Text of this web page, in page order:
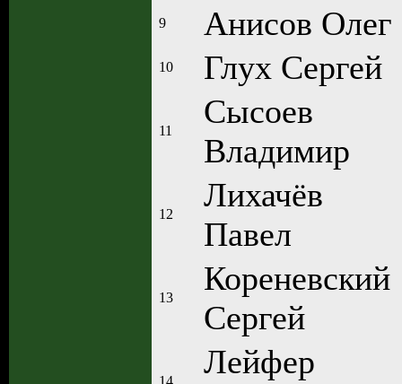
9 Анисов Олег
10 Глух Сергей
11
Сысоев
Владимир
12
Лихачёв
Павел
13
Кореневский
Сергей
Лейфер